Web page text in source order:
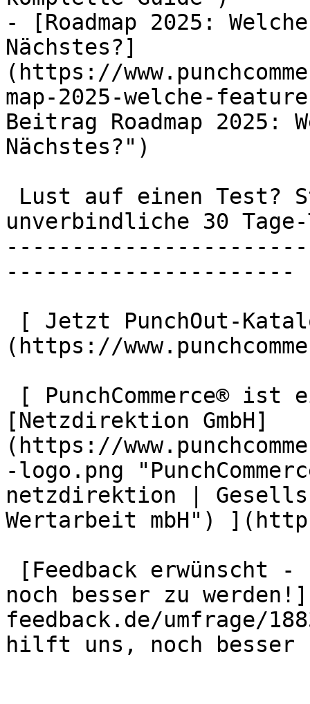
- [Roadmap 2025:
Nächstes?]
(https://
map-2025-welche-
Beitrag Roadmap 2025:
Nächstes?")
unverbindliche 30
----------------------
(https://
[Netzdirektion GmbH]
(https://
-logo.png
netzdirektion |
Wertarbeit mbH")
noch besser zu
feedback.de/umfrage/